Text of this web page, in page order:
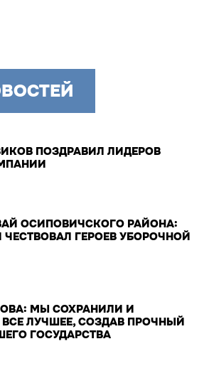
ПОЗДРАВИЛ ЛИДЕРОВ
ОСИПОВИЧСКОГО РАЙОНА:
ГЕРОЕВ УБОРОЧНОЙ
МЫ СОХРАНИЛИ И
ЛУЧШЕЕ, СОЗДАВ ПРОЧНЫЙ
ГОСУДАРСТВА